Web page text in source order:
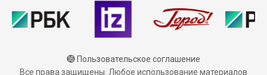
⓰Пользовательское соглашение
Все права защищены. Любое использование материалов